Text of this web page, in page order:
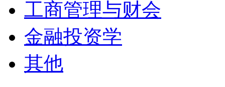
工商管理与财会
金融投资学
其他